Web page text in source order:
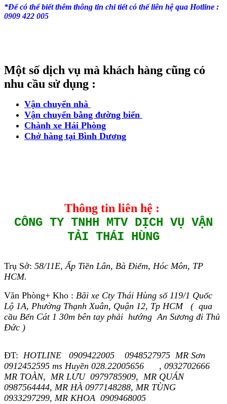
*Để có thể biết thêm thông tin chi tiết có thể liên hệ qua Hotline :
0909 422 005
Một số dịch vụ mà khách hàng cũng có
nhu cầu sử dụng :
Vận chuyển nhà
Vận chuyển bằng đường biển
Chành xe Hải Phòng
Chở hàng tại Bình Dương
Thông tin liên hệ :
CÔNG TY TNHH MTV DỊCH VỤ VẬN
TẢI THÁI HÙNG
Trụ Sở: 58/11E, Ấp Tiền Lân, Bà Điểm, Hóc Môn, TP
HCM.
Văn Phòng+ Kho : Bãi xe Cty Thái Hùng số 119/1 Quốc
Lộ 1A, Phường Thạnh Xuân, Quận 12, Tp HCM ( qua
cầu Bến Cát 1 30m bên tay phải hướng An Sương đi Thủ
Đức )
ĐT: HOTLINE 0909422005 0948527975 MR Sơn
0912452595 ms Huyền 028.22005656 , 0932702666
MR TOÀN, MR LƯU 0979785909, MR QUÁN
0987564444, MR HÀ 0977148288, MR TÙNG
0933297299, MR KHOA 0909468005